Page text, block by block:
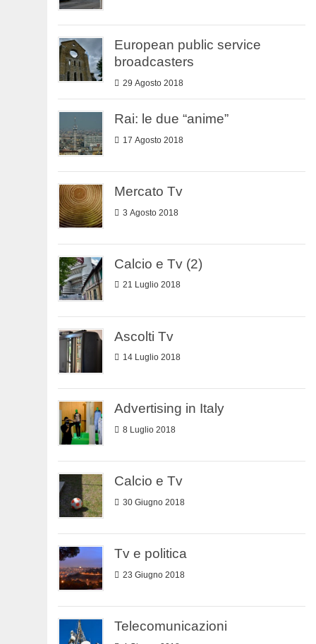
European public service
broadcasters
29 Agosto 2018
Rai: le due “anime”
17 Agosto 2018
Mercato Tv
3 Agosto 2018
Calcio e Tv (2)
21 Luglio 2018
Ascolti Tv
14 Luglio 2018
Advertising in Italy
8 Luglio 2018
Calcio e Tv
30 Giugno 2018
Tv e politica
23 Giugno 2018
Telecomunicazioni